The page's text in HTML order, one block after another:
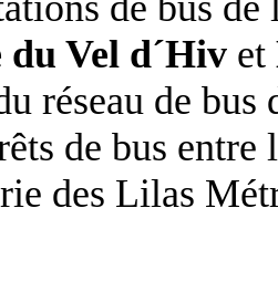
Vel d´Hiv et
réseau de bus
de bus
des Lilas